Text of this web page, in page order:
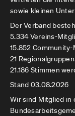
sowie kleinen
Der Verband
5.334 Vereins-
15.852
21
21.186 Stimmen
Stand 03.08.2026
Wir sind Mitglied in